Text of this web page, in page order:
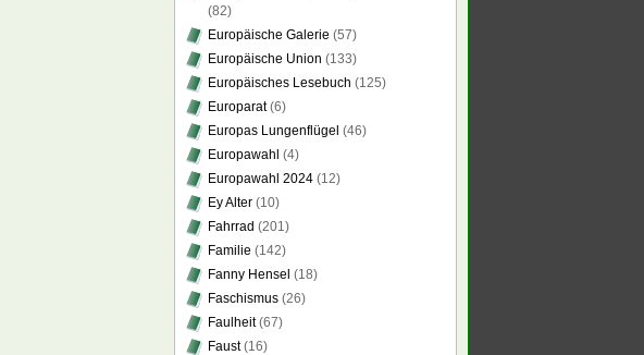
(82)
Europäische Galerie (57)
Europäische Union (133)
Europäisches Lesebuch (125)
Europarat(6)
Europas Lungenflügel (46)
Europawahl (4)
Europawahl 2024 (12)
Ey Alter (10)
Fahrrad (201)
Familie (142)
Fanny Hensel (18)
Faschismus (26)
Faulheit(67)
Faust(16)